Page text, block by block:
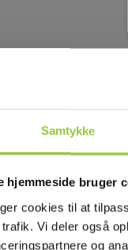
Samtykke
hjemmeside bruger
cookies til at
Vi deler også
og